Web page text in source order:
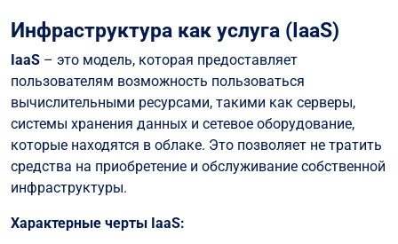
Инфраструктура как услуга (IaaS)
IaaS – это модель, которая предоставляет
пользователям возможность пользоваться
вычислительными ресурсами, такими как серверы,
системы хранения данных и сетевое оборудование,
которые находятся в облаке. Это позволяет не тратить
средства на приобретение и обслуживание собственной
инфраструктуры.
Характерные черты IaaS: